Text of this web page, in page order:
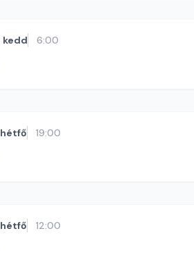
kedd 6:00
hétfő 19:00
hétfő 12:00